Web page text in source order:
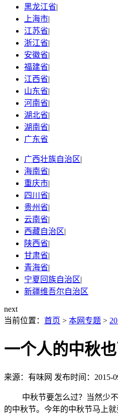
黑龙江省|
上海市|
江苏省|
浙江省|
安徽省|
福建省|
江西省|
山东省|
河南省|
湖北省|
湖南省|
广东省
广西壮族自治区|
海南省|
重庆市|
四川省|
贵州省|
云南省|
西藏自治区|
陕西省|
甘肃省|
青海省|
宁夏回族自治区|
新疆维吾尔自治区
next
当前位置： 首页 > 本网专题 >
一个人的中秋
来源：有味网 发布时间：2015-
中秋节要怎么过？当然少不
的中秋节。今年的中秋节马上